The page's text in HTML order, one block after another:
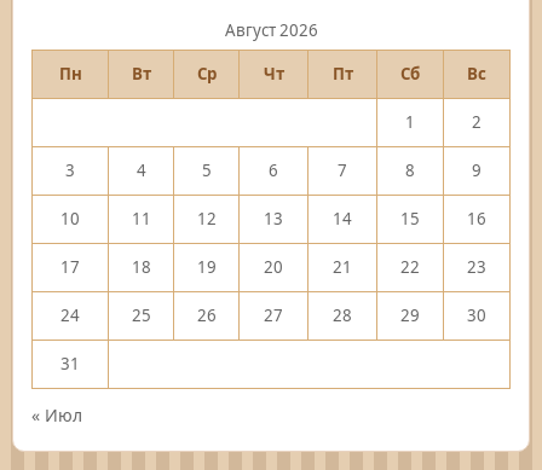
Август 2026
Пн
Вт Ср Чт Пт Сб Вс
1 2
3 4 5 6 7 8 9
10 11 12 13 14 15 16
17 18 19 20 21 22 23
24 25 26 27 28 29 30
31
« Июл